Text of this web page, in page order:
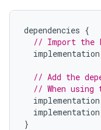
dependencies {
// Import the
implementation
// Add the
// When
implementation
implementation
}